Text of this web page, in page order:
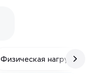
Физическая нагрузка